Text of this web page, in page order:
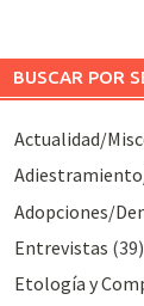
BUSCAR POR
Actualidad/
Adopciones/
Entrevistas (39)
Etología y